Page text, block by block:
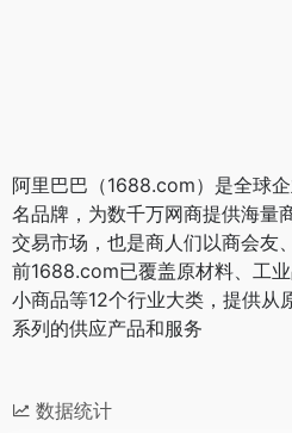
阿里巴巴（1688.com）是全球
名品牌，为数千万网商提供海量
交易市场，也是商人们以商会友
前1688.com已覆盖原材料、工业
小商品等12个行业大类，提供
系列的供应产品和服务
数据统计